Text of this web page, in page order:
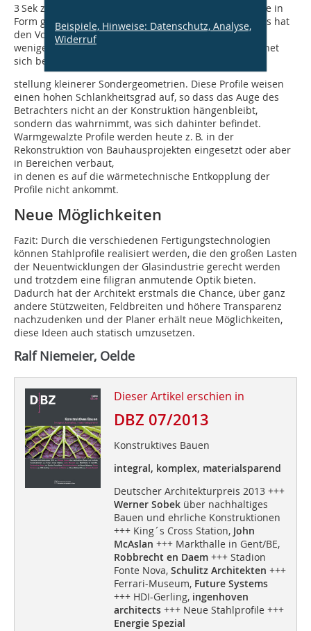
3 Sek zum Glühen gebracht, mittels sogenannter Stiche in
Form gewalzt und direkt danach wieder abgekühlt. Das hat
den Vorteil, dass das Material an der Oberfläche
weniger Verzunderungen aufweist. Das Verfahren eignet
sich besonders für die Her-
stellung kleinerer Sondergeometrien. Diese Profile weisen
einen hohen Schlankheitsgrad auf, so dass das Auge des
Betrachters nicht an der Konstruktion hängenbleibt,
sondern das wahrnimmt, was sich dahinter befindet.
Warmgewalzte Profile werden heute z. B. in der
Rekonstruktion von Bauhausprojekten eingesetzt oder aber
in Bereichen verbaut,
in denen es auf die wärmetechnische Entkopplung der
Profile nicht ankommt.
Neue Möglichkeiten
Fazit: Durch die verschiedenen Fertigungstechnologien
können Stahlprofile realisiert werden, die den großen Lasten
der Neuentwicklungen der Glasindustrie gerecht werden
und trotzdem eine filigran anmutende Optik bieten.
Dadurch hat der Architekt erstmals die Chance, über ganz
andere Stützweiten, Feldbreiten und höhere Transparenz
nachzudenken und der Planer erhält neue Möglichkeiten,
diese Ideen auch statisch umzusetzen.
Ralf Niemeier, Oelde
Dieser Artikel erschien in
DBZ 07/2013
Konstruktives Bauen
integral, komplex, materialsparend
Deutscher Architekturpreis 2013 +++
Werner Sobeküber nachhaltiges
Bauen und ehrliche Konstruktionen
+++ King´s Cross Station, John
McAslan +++ Markthalle in Gent/BE,
Robbrecht en Daem+++ Stadion
Fonte Nova,Schulitz Architekten +++
Ferrari-Museum, Future Systems
+++ HDI-Gerling, ingenhoven
architects+++ Neue Stahlprofile +++
Energie Spezial
Beispiele, Hinweise: Datenschutz, Analyse,
Widerruf